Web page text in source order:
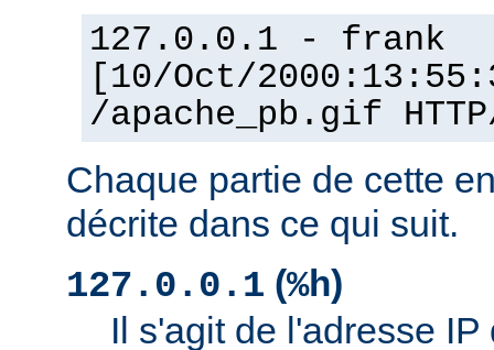
127.0.0.1 - frank
[10/Oct/
/apache_pb.gif
Chaque partie de cette
décrite dans ce qui suit.
127.0.0.1 (%h)
Il s'agit de l'adresse